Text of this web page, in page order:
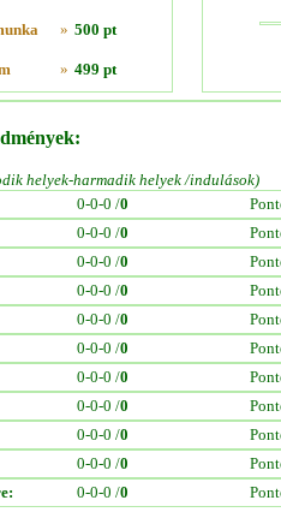
» 500 pt
» 499 pt
helyek-harmadik helyek /indulások)
0-0-0 /0
0-0-0 /0
0-0-0 /0
0-0-0 /0
0-0-0 /0
0-0-0 /0
0-0-0 /0
0-0-0 /0
0-0-0 /0
0-0-0 /0
0-0-0 /0